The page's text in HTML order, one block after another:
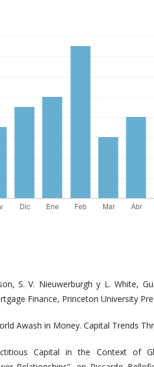
S. V. Nieuwerburgh y L. White,
Finance, Princeton University
Awash in Money. Capital Trends
Capital in the Context of